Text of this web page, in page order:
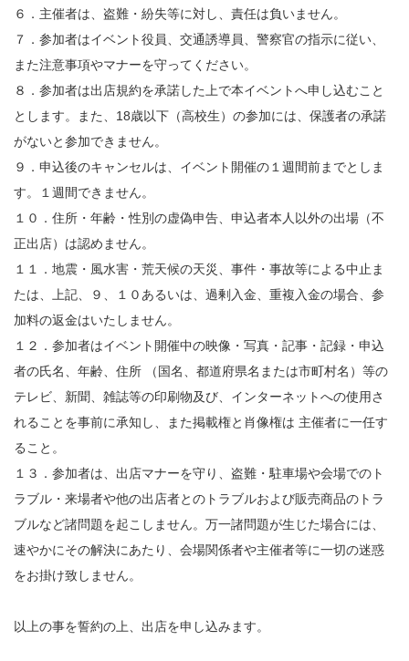
６．主催者は、盗難・紛失等に対し、責任は負いません。
７．参加者はイベント役員、交通誘導員、警察官の指示に従い、
また注意事項やマナーを守ってください。
８．参加者は出店規約を承諾した上で本イベントへ申し込むこと
とします。また、18歳以下（高校生）の参加には、保護者の承諾
がないと参加できません。
９．申込後のキャンセルは、イベント開催の１週間前までとしま
す。１週間できません。
１０．住所・年齢・性別の虚偽申告、申込者本人以外の出場（不
正出店）は認めません。
１１．地震・風水害・荒天候の天災、事件・事故等による中止ま
たは、上記、９、１０あるいは、過剰入金、重複入金の場合、参
加料の返金はいたしません。
１２．参加者はイベント開催中の映像・写真・記事・記録・申込
者の氏名、年齢、住所 （国名、都道府県名または市町村名）等の
テレビ、新聞、雑誌等の印刷物及び、インターネットへの使用さ
れることを事前に承知し、また掲載権と肖像権は 主催者に一任す
ること。
１３．参加者は、出店マナーを守り、盗難・駐車場や会場でのト
ラブル・来場者や他の出店者とのトラブルおよび販売商品のトラ
ブルなど諸問題を起こしません。万一諸問題が生じた場合には、
速やかにその解決にあたり、会場関係者や主催者等に一切の迷惑
をお掛け致しません。
以上の事を誓約の上、出店を申し込みます。